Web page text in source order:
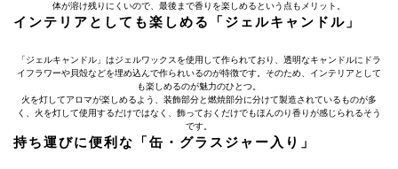
体が溶け残りにくいので、最後まで香りを楽しめるという点もメリット。
インテリアとしても楽しめる「ジェルキャンドル」
「ジェルキャンドル」はジェルワックスを使用して作られており、透明なキャンドルにドラ
イフラワーや貝殻などを埋め込んで作られいるのが特徴です。そのため、インテリアとして
も楽しめるのが魅力のひとつ。
火を灯してアロマが楽しめるよう、装飾部分と燃焼部分に分けて製造されているものが多
く、火を灯して使用するだけではなく、飾っておくだけでもほんのり香りが感じられるそう
です。
持ち運びに便利な「缶・グラスジャー入り」